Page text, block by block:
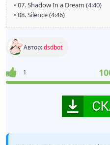
• 07. Shadow In a Dream (4:40)
• 08. Silence (4:46)
Автор:dsdbot
1